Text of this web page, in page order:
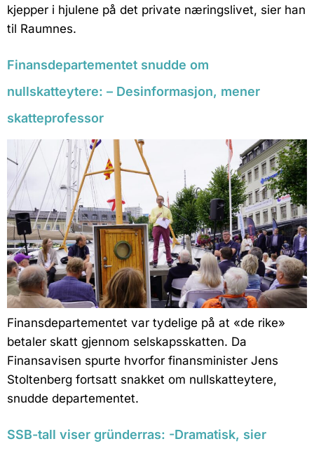
kjepper i hjulene på det private næringslivet, sier han
til Raumnes.
Finansdepartementet snudde om
nullskatteytere: – Desinformasjon, mener
skatteprofessor
Finansdepartementet var tydelige på at «de rike»
betaler skatt gjennom selskapsskatten. Da
Finansavisen spurte hvorfor finansminister Jens
Stoltenberg fortsatt snakket om nullskatteytere,
snudde departementet.
SSB-tall viser gründerras: -Dramatisk, sier